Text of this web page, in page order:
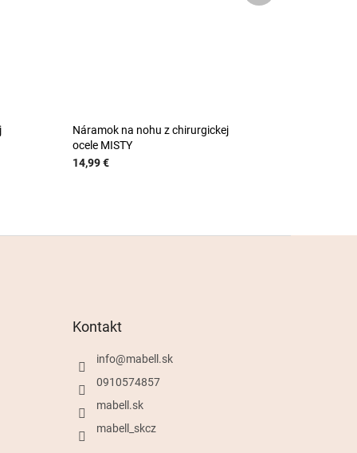
Náramok na nohu z chirurgickej
ocele MISTY
14,99 €
Kontakt
info@mabell.sk
0910574857
mabell.sk
mabell_skcz